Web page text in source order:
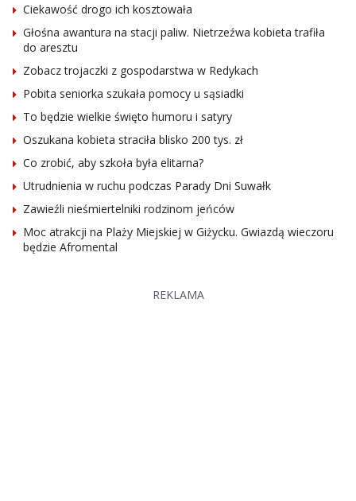
Ciekawość drogo ich kosztowała
Głośna awantura na stacji paliw. Nietrzeźwa kobieta trafiła
do aresztu
Zobacz trojaczki z gospodarstwa w Redykach
Pobita seniorka szukała pomocy u sąsiadki
To będzie wielkie święto humoru i satyry
Oszukana kobieta straciła blisko 200 tys. zł
Co zrobić, aby szkoła była elitarna?
Utrudnienia w ruchu podczas Parady Dni Suwałk
Zawieźli nieśmiertelniki rodzinom jeńców
Moc atrakcji na Plaży Miejskiej w Giżycku. Gwiazdą wieczoru
będzie Afromental
REKLAMA